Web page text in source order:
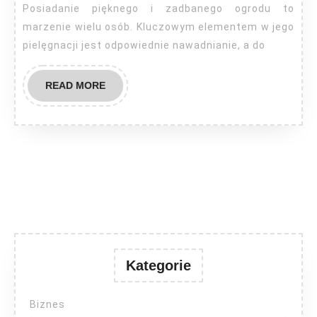
Posiadanie pięknego i zadbanego ogrodu to
marzenie wielu osób. Kluczowym elementem w jego
pielęgnacji jest odpowiednie nawadnianie, a do
READ MOREREAD
MORE
Kategorie
Biznes